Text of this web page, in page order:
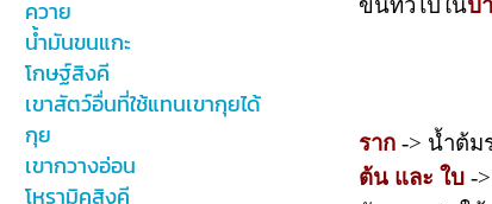
ควาย
น้ำมันขนแกะ
โกษฐ์สิงคี
เขาสัตว์อื่นที่ใช้แทนเขากุยได้
กุย
เขากวางอ่อน
โหรามิคสิงคี
ราก -> น้ำต้ม
ต้น และ ใบ -